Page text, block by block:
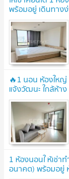
พร้อมอยู่ เดินทาง
เบิล แจ้งวัฒนะ
🔥1 นอน ห้องให
แจ้งวัฒนะ ใกล้ห้า
Chaengwattana /
1 ห้องนอนใ ห้เช่า
อนาคต) พร้อมอยู่